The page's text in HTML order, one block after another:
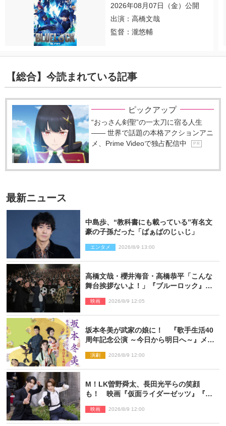
2026年08月07日（金）公開
出演：高橋文哉
監督：瀧悠輔
【総合】今読まれている記事
ピックアップ
“おっさん剣聖”の一太刀に宿る人生
―― 世界で話題の本格アクションアニ
メ、Prime Videoで独占配信中
P R
最新ニュース
中島歩、“教科書にも載っている”有名文
豪の子孫だった「ばぁばのじぃじ」
エンタメ 2026/8/9 13:00
高橋文哉・櫻井海音・高橋恭平「こんな
舞台挨拶ないよ！」『ブルーロック』自
映画 2026/8/9 12:05
坂本冬美が武家の娘に！ 『歌手生活40
周年記念公演 ～今日から明日へ～』メイ
演劇 2026/8/9 12:00
M！LK曽野舜太、長田光平らの笑顔
も！ 映画『仮面ライダーゼッツ』『超
ショット到着
映画 2026/8/9 12:00